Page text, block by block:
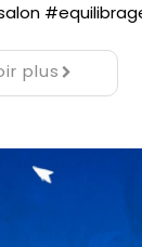
plus